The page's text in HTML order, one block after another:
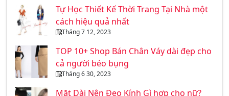
Tự Học Thiết Kế Thời Trang Tại Nhà một
cách hiệu quả nhất
Tháng 7 12, 2023
TOP 10+ Shop Bán Chân Váy dài đẹp cho
cả người béo bụng
Tháng 6 30, 2023
Mặt Dài Nên Đeo Kính Gì hợp cho nữ?